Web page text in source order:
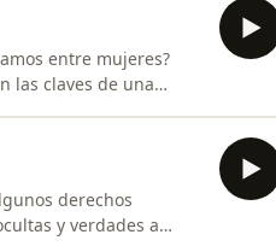
entre mujeres?
las claves de una
derechos
y verdades a